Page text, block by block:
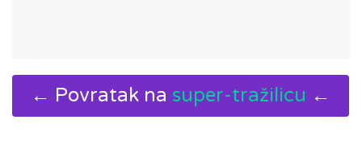
← Povratak na super-tražilicu ←